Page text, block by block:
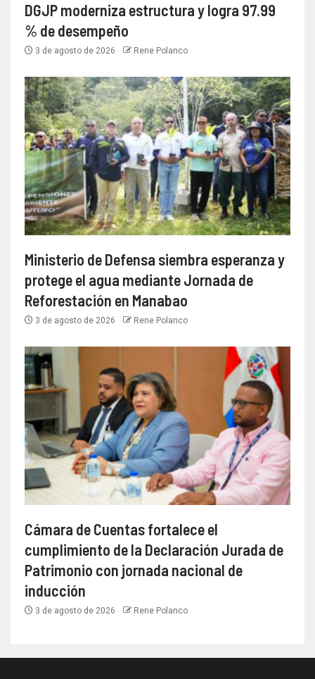
DGJP moderniza estructura y logra 97.99
% de desempeño
3 de agosto de 2026 Rene Polanco
Ministerio de Defensa siembra esperanza y
protege el agua mediante Jornada de
Reforestación en Manabao
3 de agosto de 2026 Rene Polanco
Cámara de Cuentas fortalece el
cumplimiento de la Declaración Jurada de
Patrimonio con jornada nacional de
inducción
3 de agosto de 2026 Rene Polanco